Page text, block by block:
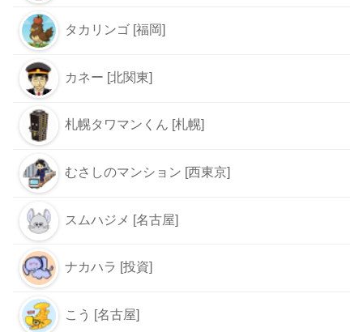
タカリンゴ [福岡]
カネー [北関東]
札幌タワマンくん [札幌]
むさしのマンション [西東京]
スムハジメ [名古屋]
ナカハラ [投資]
こう [名古屋]